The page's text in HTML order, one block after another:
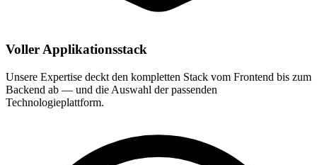
Voller Applikationsstack
Unsere Expertise deckt den kompletten Stack vom Frontend bis zum
Backend ab — und die Auswahl der passenden
Technologieplattform.